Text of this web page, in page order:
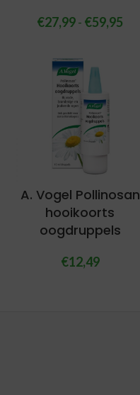
€27,99- €59,95
A. Vogel Pollinosan
hooikoorts
oogdruppels
€12,49